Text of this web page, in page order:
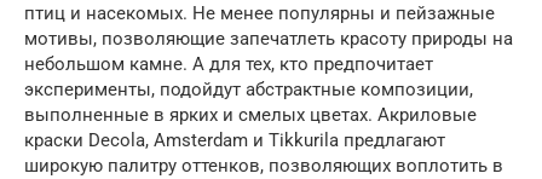
птиц и насекомых. Не менее популярны и пейзажные
мотивы, позволяющие запечатлеть красоту природы на
небольшом камне. А для тех, кто предпочитает
эксперименты, подойдут абстрактные композиции,
выполненные в ярких и смелых цветах. Акриловые
краски Decola, Amsterdam и Tikkurila предлагают
широкую палитру оттенков, позволяющих воплотить в